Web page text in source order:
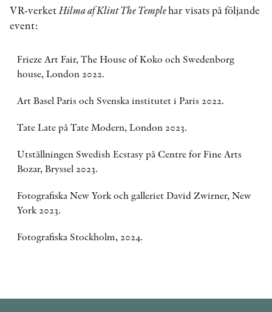
VR-verketHilma af Klint The Templehar visats på följande
event:
Frieze Art Fair, The House of Koko och Swedenborg
house, London 2022.
Art Basel Paris och Svenska institutet i Paris 2022.
Tate Late på Tate Modern, London 2023.
Utställningen Swedish Ecstasy på Centre for Fine Arts
Bozar, Bryssel 2023.
Fotografiska New York och galleriet David Zwirner, New
York 2023.
Fotografiska Stockholm, 2024.